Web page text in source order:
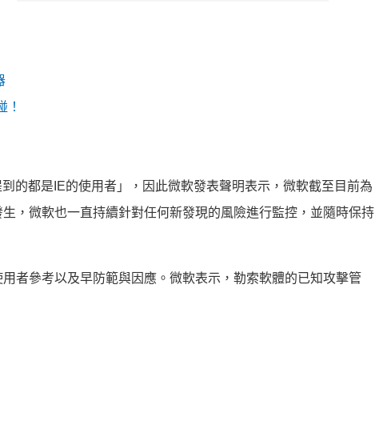
！
的都是IE的使用者 」，因此微軟發表聲明表示，微軟截至目前為
，微軟也一直持續針對任何新發現的風險進行監控，並隨時保持
者參考以及早防範與因應。微軟表示，勒索軟體的已知攻擊管